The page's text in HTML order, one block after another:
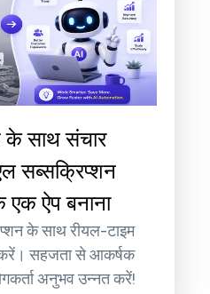
के साथ संचार
सब्सक्रिप्शन
ऐप बनाना
के साथ रीयल-टाइम
करें। सहजता से आकर्षक
अनुभव उन्नत करें!